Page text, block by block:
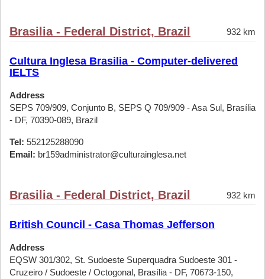
Brasilia - Federal District, Brazil 932 km
Cultura Inglesa Brasilia - Computer-delivered
IELTS
Address
SEPS 709/909, Conjunto B, SEPS Q 709/909 - Asa Sul, Brasília
- DF, 70390-089, Brazil
Tel: 552125288090
Email: br159administrator@culturainglesa.net
Brasilia - Federal District, Brazil 932 km
British Council - Casa Thomas Jefferson
Address
EQSW 301/302, St. Sudoeste Superquadra Sudoeste 301 -
Cruzeiro / Sudoeste / Octogonal, Brasília - DF, 70673-150,